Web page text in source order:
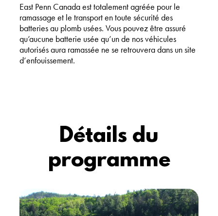
East Penn Canada est totalement agréée pour le
ramassage et le transport en toute sécurité des
batteries au plomb usées. Vous pouvez être assuré
qu’aucune batterie usée qu’un de nos véhicules
autorisés aura ramassée ne se retrouvera dans un site
d’enfouissement.
Détails du
programme